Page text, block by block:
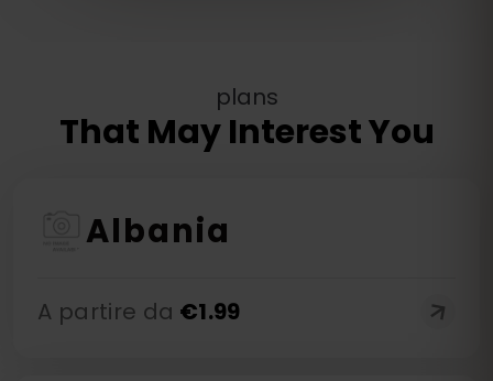
plans
That May Interest You
Albania
A partire da €1.99